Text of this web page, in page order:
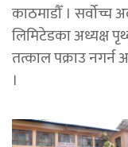
काठमाडौँ ।
लिमिटेडका अध्यक्ष
तत्काल पक्राउ
।